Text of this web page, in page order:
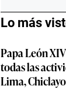
Lo más
Papa León
todas las
Lima,